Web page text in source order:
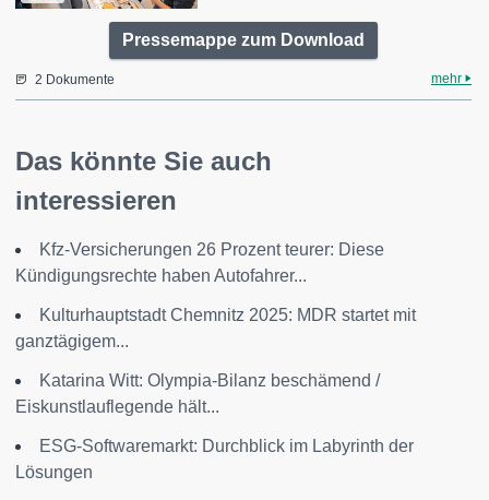
Pressemappe zum Download
2 Dokumente mehr
Das könnte Sie auch
interessieren
Kfz-Versicherungen 26 Prozent teurer: Diese
Kündigungsrechte haben Autofahrer...
Kulturhauptstadt Chemnitz 2025: MDR startet mit
ganztägigem...
Katarina Witt: Olympia-Bilanz beschämend /
Eiskunstlauflegende hält...
ESG-Softwaremarkt: Durchblick im Labyrinth der
Lösungen